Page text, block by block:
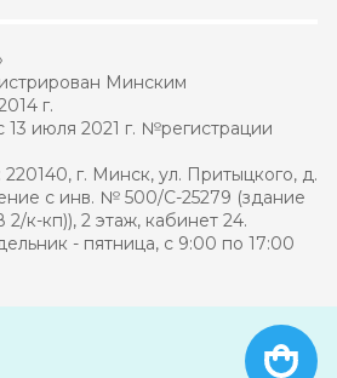
Минским
г.
13 июля 2021 г. №регистрации
г. Минск, ул. Притыцкого, д.
с инв. № 500/С-25279 (здание
к-кп)), 2 этаж, кабинет 24.
- пятница, с 9:00 по 17:00
компания PRAS